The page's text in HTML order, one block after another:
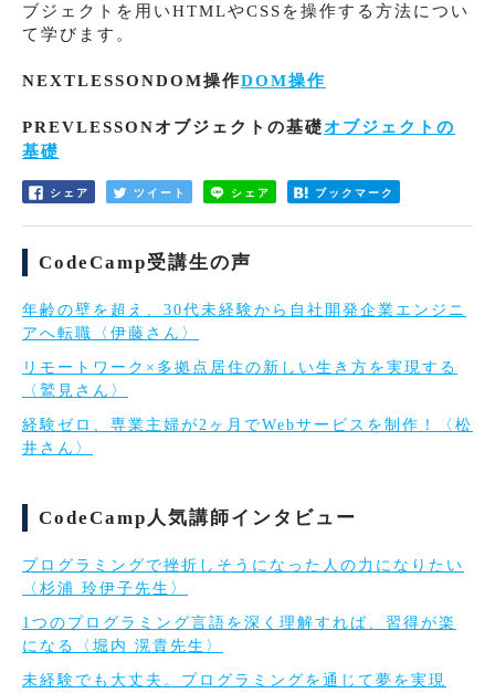
ブジェクトを用いHTMLやCSSを操作する方法につい
て学びます。
NEXTLESSONDOM操作DOM操作
PREVLESSONオブジェクトの基礎オブジェクトの
基礎
シェア ツイート シェア ブックマーク
CodeCamp受講生の声
年齢の壁を超え、30代未経験から自社開発企業エンジニ
アへ転職〈伊藤さん〉
リモートワーク×多拠点居住の新しい生き方を実現する
〈鷲見さん〉
経験ゼロ、専業主婦が2ヶ月でWebサービスを制作！〈松
井さん〉
CodeCamp人気講師インタビュー
プログラミングで挫折しそうになった人の力になりたい
〈杉浦 玲伊子先生〉
1つのプログラミング言語を深く理解すれば、習得が楽
になる〈堀内 滉貴先生〉
未経験でも大丈夫。プログラミングを通じて夢を実現